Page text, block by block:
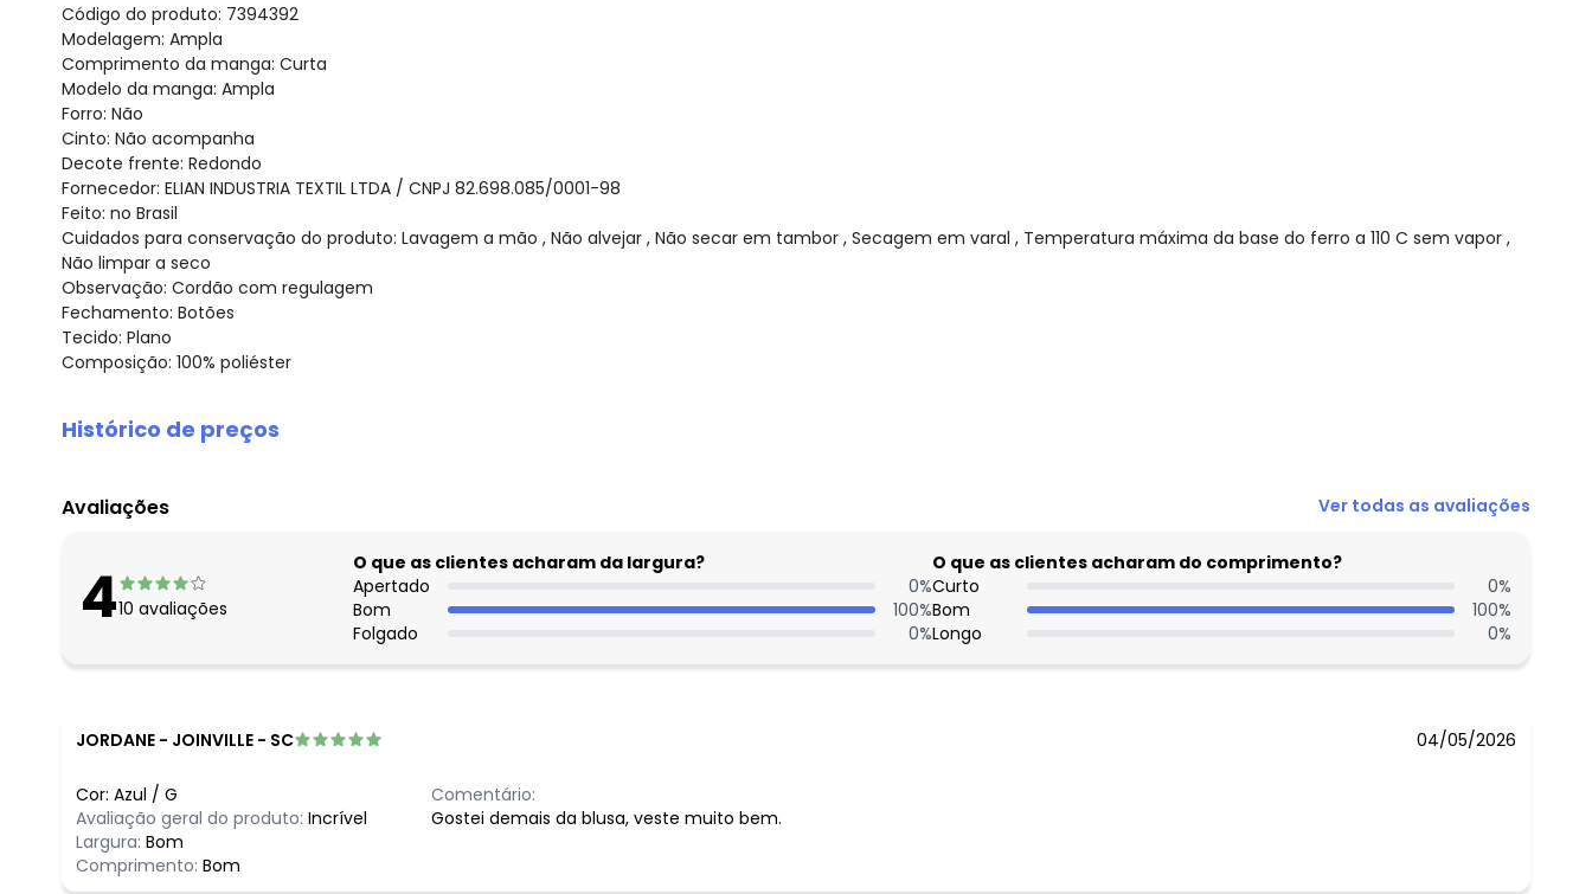
Código do produto: 7394392
Modelagem: Ampla
Comprimento da manga: Curta
Modelo da manga: Ampla
Forro: Não
Cinto: Não acompanha
Decote frente: Redondo
Fornecedor: ELIAN INDUSTRIA TEXTIL LTDA / CNPJ 82.698.085/0001-98
Feito: no Brasil
Cuidados para conservação do produto: Lavagem a mão , Não alvejar , Não secar em tambor , Secagem em varal , Temperatura máxima da base do ferro a 110 C sem vapor ,
Não limpar a seco
Observação: Cordão com regulagem
Fechamento: Botões
Tecido: Plano
Composição: 100% poliéster
Histórico de preços
agosto/2026
R$ 47,97
maio/2026 R$ 63,96
abril/2026 R$ 63,96
R$ 63,96
fevereiro/2026 R$ 79,95
Avaliações Ver todas as avaliações
410 avaliações
O que as clientes acharam da largura?
Apertado
0%
Bom
100%
Folgado
0%
O que as clientes acharam do comprimento?
Curto
0%
Bom
100%
Longo
0%
JORDANE - JOINVILLE - SC 04/05/2026
Cor: Azul / G
Avaliação geral do produto: Incrível
Largura: Bom
Comprimento: Bom
Comentário:
Gostei demais da blusa, veste muito bem.